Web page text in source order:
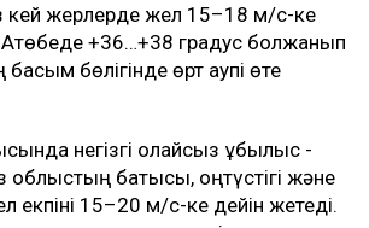
кей жерлерде жел 15–18 м/с-ке
Ақтөбеде +36…+38 градус болжанып
бөлігінде өрт қаупі өте
негізгі қолайсыз құбылыс -
облыстың батысы, оңтүстігі және
екпіні 15–20 м/с-ке дейін жетеді.